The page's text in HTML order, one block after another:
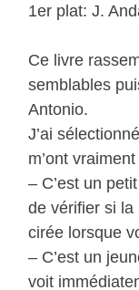
1er plat: J.
Ce livre
semblables
Antonio.
J’ai
m’ont
– C’est un
de vérifier si la
cirée lorsque
– C’est un
voit